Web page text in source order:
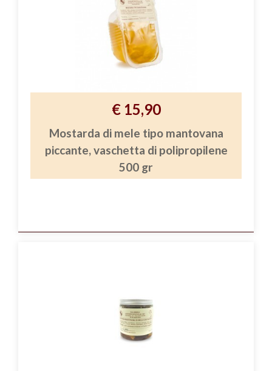
€ 15,90
Mostarda di mele tipo mantovana
piccante, vaschetta di polipropilene
500 gr